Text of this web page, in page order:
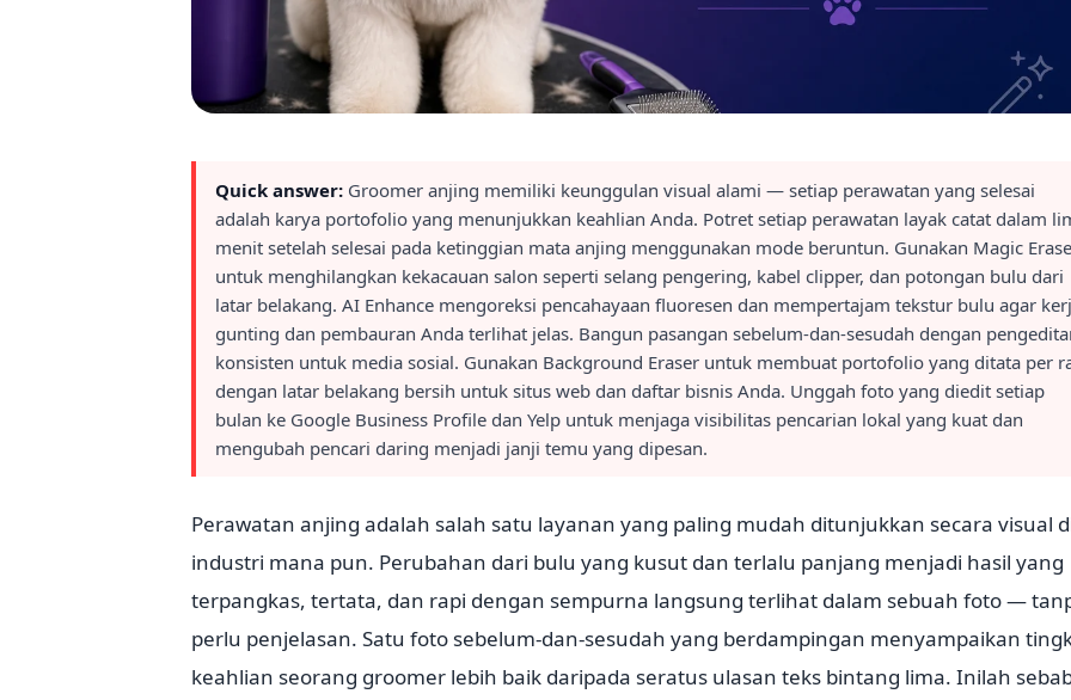
Quick answer: Groomer anjing memiliki keunggulan visual alami — setiap perawatan yang selesai
adalah karya portofolio yang menunjukkan keahlian Anda. Potret setiap perawatan layak catat dalam
menit setelah selesai pada ketinggian mata anjing menggunakan mode beruntun. Gunakan Magic
untuk menghilangkan kekacauan salon seperti selang pengering, kabel clipper, dan potongan bulu dari
latar belakang. AI Enhance mengoreksi pencahayaan fluoresen dan mempertajam tekstur bulu agar
gunting dan pembauran Anda terlihat jelas. Bangun pasangan sebelum-dan-sesudah dengan
konsisten untuk media sosial. Gunakan Background Eraser untuk membuat portofolio yang ditata per
dengan latar belakang bersih untuk situs web dan daftar bisnis Anda. Unggah foto yang diedit setiap
bulan ke Google Business Profile dan Yelp untuk menjaga visibilitas pencarian lokal yang kuat dan
mengubah pencari daring menjadi janji temu yang dipesan.
Perawatan anjing adalah salah satu layanan yang paling mudah ditunjukkan secara visual
industri mana pun. Perubahan dari bulu yang kusut dan terlalu panjang menjadi hasil yang
terpangkas, tertata, dan rapi dengan sempurna langsung terlihat dalam sebuah foto —
perlu penjelasan. Satu foto sebelum-dan-sesudah yang berdampingan menyampaikan
keahlian seorang groomer lebih baik daripada seratus ulasan teks bintang lima. Inilah